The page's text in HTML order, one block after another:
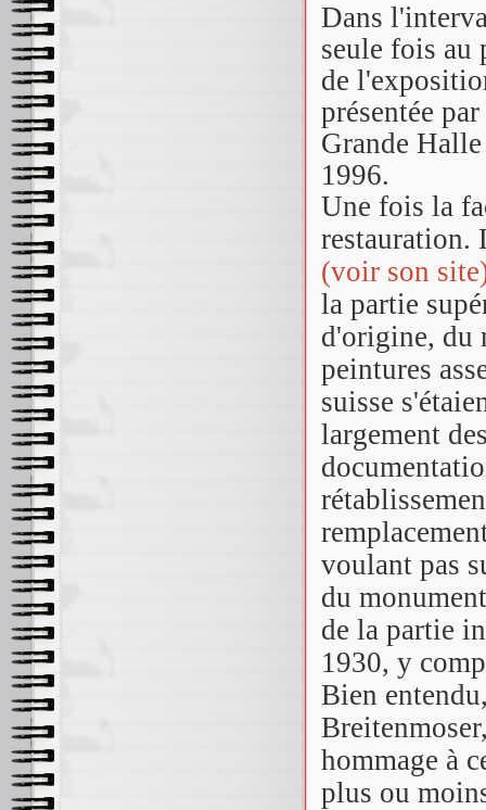
Dans
seule fois au
de
présentée
Grande
1996.
Une fois la
restauration.
(voir son
la partie
d'origine, du
peintures
suisse
largement
voulant pas
du
de la partie
1930, y
Bien
hommage à
plus ou